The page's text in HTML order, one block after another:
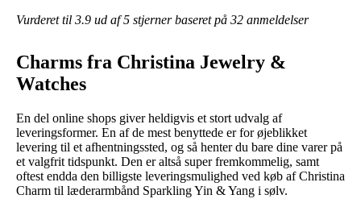
Vurderet til 3.9 ud af 5 stjerner baseret på 32 anmeldelser
Charms fra Christina Jewelry &
Watches
En del online shops giver heldigvis et stort udvalg af
leveringsformer. En af de mest benyttede er for øjeblikket
levering til et afhentningssted, og så henter du bare dine varer på
et valgfrit tidspunkt. Den er altså super fremkommelig, samt
oftest endda den billigste leveringsmulighed ved køb af Christina
Charm til læderarmbånd Sparkling Yin & Yang i sølv.